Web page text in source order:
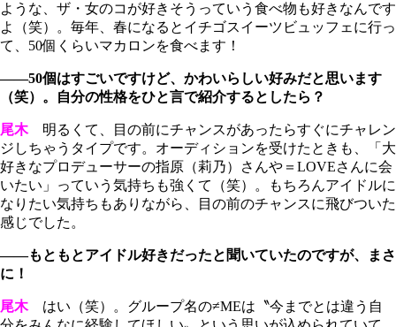
ような、ザ・女のコが好きそうっていう食べ物も好きなんです
よ（笑）。毎年、春になるとイチゴスイーツビュッフェに行っ
て、50個くらいマカロンを食べます！
――50個はすごいですけど、かわいらしい好みだと思います
（笑）。自分の性格をひと言で紹介するとしたら？
尾木明るくて、目の前にチャンスがあったらすぐにチャレン
ジしちゃうタイプです。オーディションを受けたときも、「大
好きなプロデューサーの指原（莉乃）さんや＝LOVEさんに会
いたい」っていう気持ちも強くて（笑）。もちろんアイドルに
なりたい気持ちもありながら、目の前のチャンスに飛びついた
感じでした。
――もともとアイドル好きだったと聞いていたのですが、まさ
に！
尾木はい（笑）。グループ名の≠MEは〝今までとは違う自